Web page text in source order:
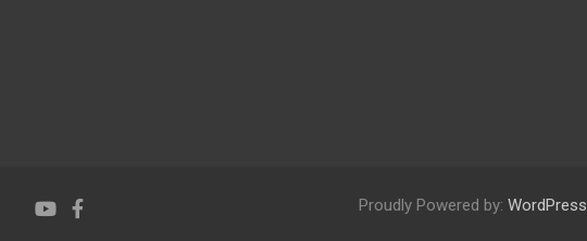
Proudly Powered by: WordPress